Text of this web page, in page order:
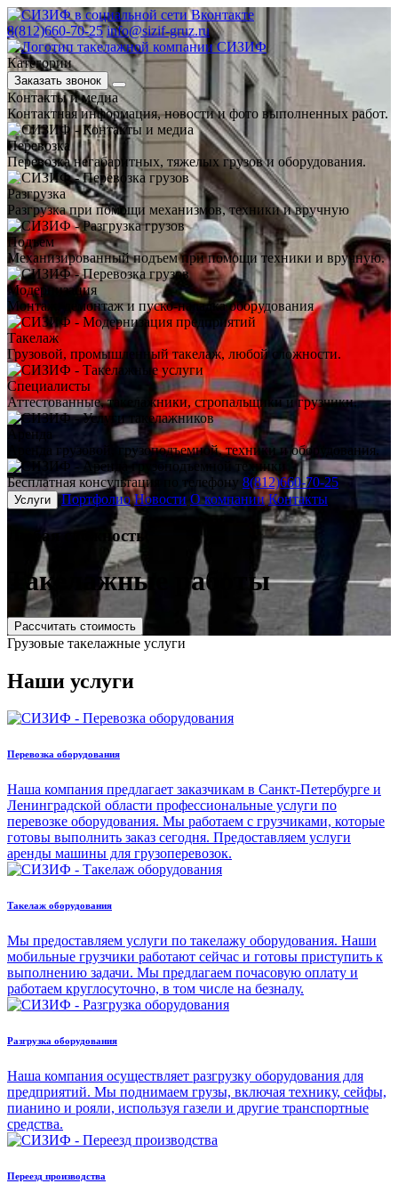
8(812)660-70-25 info@sizif-gruz.ru
Категории
Заказать звонок
Контакты и медиа
Контактная информация, новости и фото выполненных работ.
Перевозка
Перевозка негабаритных, тяжелых грузов и оборудования.
Разгрузка
Разгрузка при помощи механизмов, техники и вручную
Подъем
Механизированный подъем при помощи техники и вручную.
Модернизация
Монтаж, демонтаж и пуско-наладка оборудования
Такелаж
Грузовой, промышленный такелаж, любой сложности.
Специалисты
Аттестованные, такелажники, стропальщики и грузчики.
Аренда
Аренда грузовой, грузоподъемной, техники и оборудования.
Бесплатная консультация по телефону 8(812)660-70-25
Услуги Портфолио Новости О компании Контакты
Любаясложность
Такелажные работы
Рассчитать стоимость
Грузовые такелажные услуги
Наши услуги
Перевозка оборудования
Наша компания предлагает заказчикам в Санкт-Петербурге и
Ленинградской области профессиональные услуги по
перевозке оборудования. Мы работаем с грузчиками, которые
готовы выполнить заказ сегодня. Предоставляем услуги
аренды машины для грузоперевозок.
Такелаж оборудования
Мы предоставляем услуги по такелажу оборудования. Наши
мобильные грузчики работают сейчас и готовы приступить к
выполнению задачи. Мы предлагаем почасовую оплату и
работаем круглосуточно, в том числе на безналу.
Разгрузка оборудования
Наша компания осуществляет разгрузку оборудования для
предприятий. Мы поднимаем грузы, включая технику, сейфы,
пианино и рояли, используя газели и другие транспортные
средства.
Переезд производства